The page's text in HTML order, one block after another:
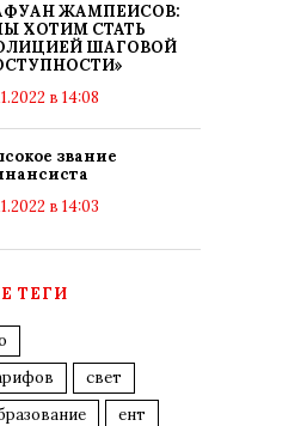
ЖАМПЕИСОВ:
ХОТИМ СТАТЬ
ШАГОВОЙ
в 14:08
звание
в 14:03
ТЕГИ
свет
ент